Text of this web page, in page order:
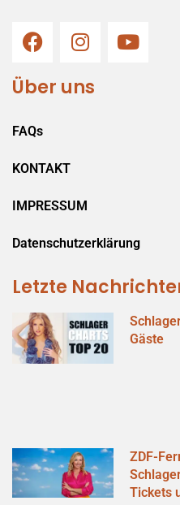
Über uns
FAQs
KONTAKT
IMPRESSUM
Datenschutzerklärung
Letzte
Gäste
ZDF-
Tickets